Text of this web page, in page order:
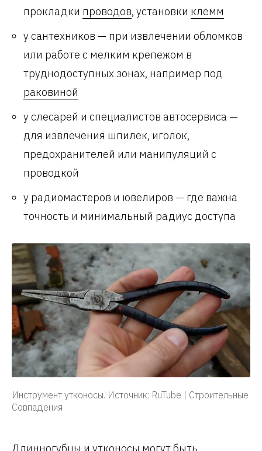
прокладки проводов, установки клемм
у сантехников — при извлечении обломков
или работе с мелким крепежом в
труднодоступных зонах, например под
раковиной
у слесарей и специалистов автосервиса —
для извлечения шпилек, иголок,
предохранителей или манипуляций с
проводкой
у радиомастеров и ювелиров — где важна
точность и минимальный радиус доступа
Инструмент утконосы. Источник: RuTube | Строительные
Совпадения